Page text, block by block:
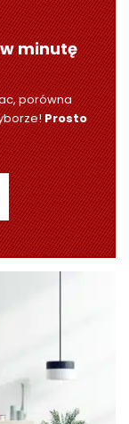
minutę
porówna
Prosto